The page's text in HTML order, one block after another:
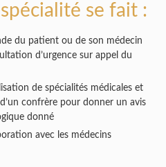
spécialité se fait :
du patient ou de son médecin
d’urgence sur appel du
de spécialités médicales et
confrère pour donner un avis
donné
avec les médecins